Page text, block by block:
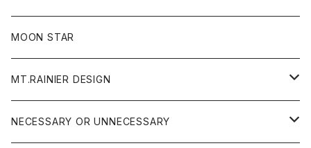
フリース
ジャケット
ニット
パンツ
帽子
MOON STAR
MT.RAINIER DESIGN
アウター
NECESSARY OR UNNECESSARY